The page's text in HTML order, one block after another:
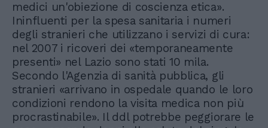
medici un'obiezione di coscienza etica».
Ininfluenti per la spesa sanitaria i numeri
degli stranieri che utilizzano i servizi di cura:
nel 2007 i ricoveri dei «temporaneamente
presenti» nel Lazio sono stati 10 mila.
Secondo l'Agenzia di sanità pubblica, gli
stranieri «arrivano in ospedale quando le loro
condizioni rendono la visita medica non più
procrastinabile». Il ddl potrebbe peggiorare le